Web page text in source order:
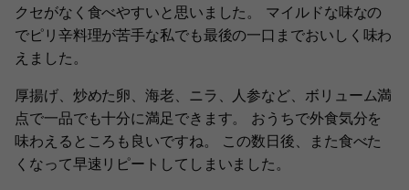
クセがなく食べやすいと思いました。 マイルドな味なの
でピリ辛料理が苦手な私でも最後の一口までおいしく味わ
えました。
厚揚げ、炒めた卵、海老、ニラ、人参など、ボリューム満
点で一品でも十分に満足できます。 おうちで外食気分を
味わえるところも良いですね。 この数日後、また食べた
くなって早速リピートしてしまいました。